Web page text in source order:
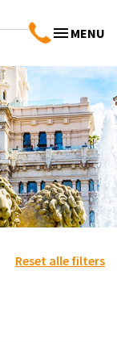
MENU
Reset alle filters